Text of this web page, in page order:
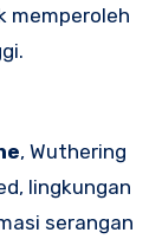
memperoleh
, Wuthering
lingkungan
serangan